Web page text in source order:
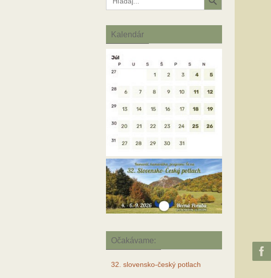
for:
Kalendár
Očakávame:
32. slovensko-český potlach